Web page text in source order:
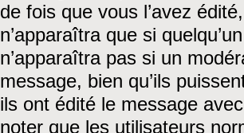
de fois que vous l’avez
n’apparaîtra que si
n’apparaîtra pas si un
message, bien qu’ils
ils ont édité le message
noter que les utilisateurs